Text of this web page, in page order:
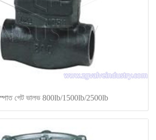
গেট ভালভ 800lb/1500lb/2500lb